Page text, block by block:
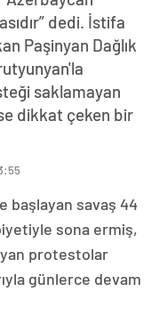
dedi. İstifa
Paşinyan Dağlık
saklamayan
dikkat çeken bir
başlayan savaş 44
sona ermiş,
protestolar
günlerce devam